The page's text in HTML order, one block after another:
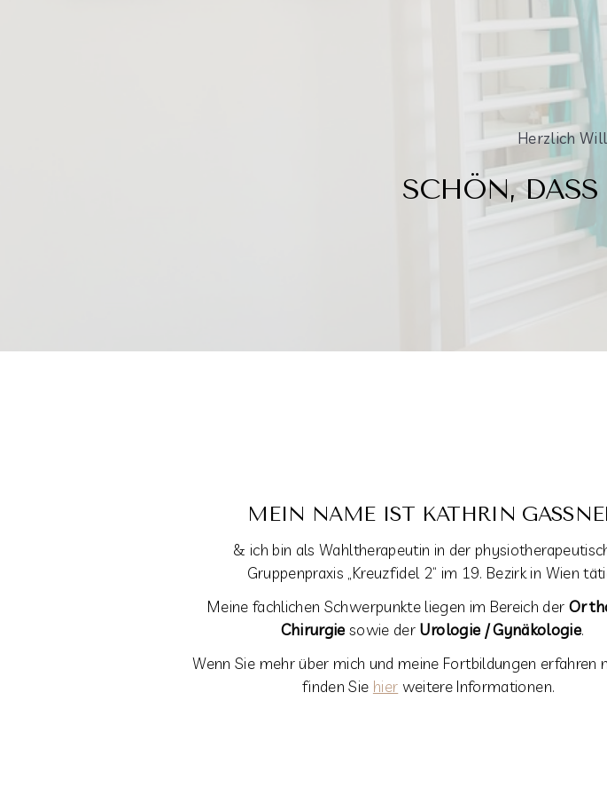
Herzlich
SCHÖN,
MEIN NAME IST KATHRIN
& ich bin als Wahltherapeutin in der
Gruppenpraxis „Kreuzfidel 2“ im 19. Bezirk in Wien
Meine fachlichen Schwerpunkte liegen im Bereich der
Chirurgie sowie der Urologie / Gynäkologie.
Wenn Sie mehr über mich und meine Fortbildungen erfahren
finden Sie hier weitere Informationen.